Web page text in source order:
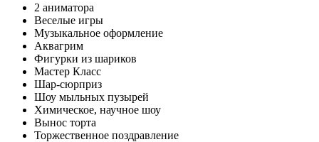
2 аниматора
Веселые игры
Музыкальное оформление
Аквагрим
Фигурки из шариков
Мастер Класс
Шар-сюрприз
Шоу мыльных пузырей
Химическое, научное шоу
Вынос торта
Торжественное поздравление